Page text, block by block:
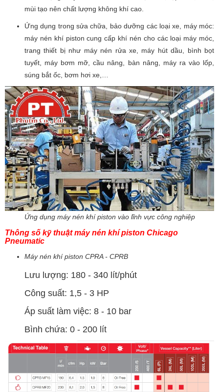
mùi tạo nên chất lượng không khí cao.
Ứng dụng trong sửa chữa, bảo dưỡng các loại xe, máy móc:
máy nén khí piston cung cấp khí nén cho các loại máy móc,
trang thiết bị như máy nén rửa xe, máy hút dầu, bình bọt
tuyết, máy bơm mỡ, cầu nâng, bàn nâng, máy ra vào lốp,
súng bắt ốc, bơm hơi xe,…
Ứng dụng máy nén khí piston vào lĩnh vực công nghiệp
Thông số kỹ thuật máy nén khí piston Chicago
Pneumatic
Máy nén khí piston CPRA - CPRB
Lưu lượng: 180 - 340 lít/phút
Công suất: 1,5 - 3 HP
Áp suất làm việc: 8 - 10 bar
Bình chứa: 0 - 200 lít